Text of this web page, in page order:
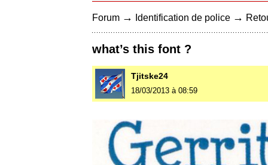
Forum → Identification de police →
what’s this font ?
Tjitske24
18/03/2013 à 08:59